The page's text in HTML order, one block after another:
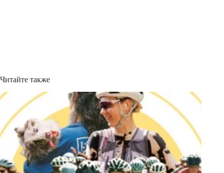
Читайте также